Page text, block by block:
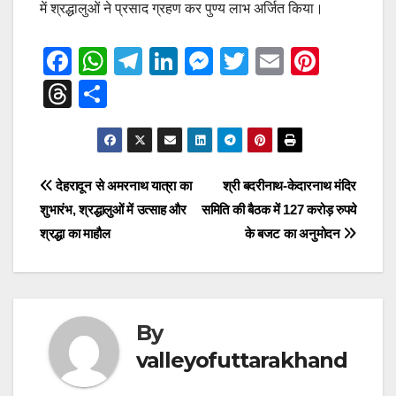
में श्रद्धालुओं ने प्रसाद ग्रहण कर पुण्य लाभ अर्जित किया।
F
a
c
b
o
o
W
at
s
A
p
p
T
e
gr
a
m
Li
k
e
dI
n
M
ss
e
n
g
T
tt
er
E
ail
st
T
hr
a
d
s
h
ar
e
Post
navigation
श्री बदरीनाथ-केदारनाथ मंदिर
समिति की बैठक में 127 करोड़ रुपये
के बजट का अनुमोदन
देहरादून से अमरनाथ यात्रा का
शुभारंभ, श्रद्धालुओं में उत्साह और
श्रद्धा का माहौल
By
valleyofuttarakhand